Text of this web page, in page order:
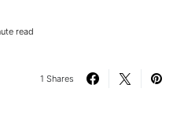
read
1 Shares